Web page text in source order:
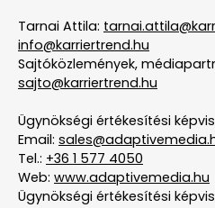
Tarnai Attila:
info@karriertrend.hu
Sajtóközlemények,
sajto@karriertrend.hu
Ügynökségi értékesítési
Email:
Tel.: +36 1 577 4050
Web: www.adaptivemedia.hu
Ügynökségi értékesítési